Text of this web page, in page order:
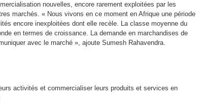
nouvelles, encore rarement exploitées par les
marchés. « Nous vivons en ce moment en Afrique une période
encore inexploitées dont elle recèle. La classe moyenne du
en termes de croissance. La demande en marchandises de
avec le marché », ajoute Sumesh Rahavendra.
activités et commercialiser leurs produits et services en